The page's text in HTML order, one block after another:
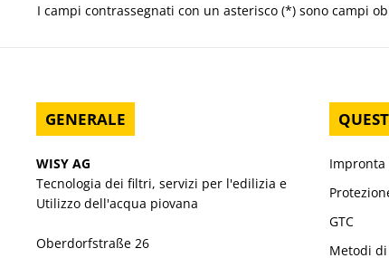
I campi contrassegnati con un asterisco (*) sono campi
GENERALE
WISY AG
Tecnologia dei filtri, servizi per l'edilizia e
Utilizzo dell'acqua piovana
Oberdorfstraße 26
Impronta
GTC
Metodi